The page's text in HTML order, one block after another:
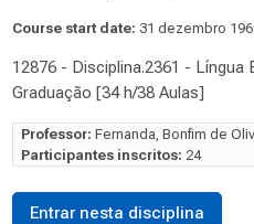
Course start date: 31 dezembro
12876 - Disciplina.2361 - Língua
Graduação [34 h/38 Aulas]
Professor: Fernanda, Bonfim de
Participantes inscritos: 24
Entrar nesta disciplina